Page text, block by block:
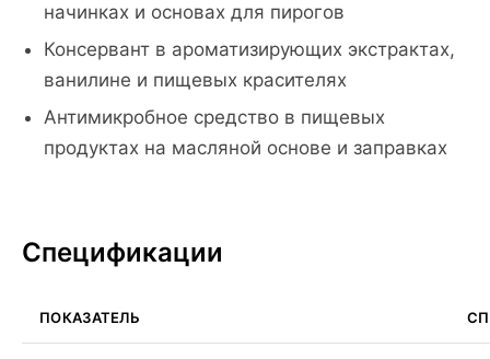
начинках и основах для пирогов
Консервант в ароматизирующих экстрактах,
ванилине и пищевых красителях
Антимикробное средство в пищевых
продуктах на масляной основе и заправках
Спецификации
ПОКАЗАТЕЛЬ